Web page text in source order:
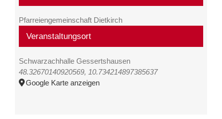
Veranstaltungsort
Schwarzachhalle Gessertshausen
48.32670140920569, 10.734214897385637
Google Karte anzeigen
Pfarreiengemeinschaft Dietkirch